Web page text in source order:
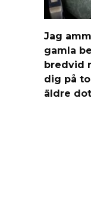
Jag
gamla
bredvid
dig på
äldre